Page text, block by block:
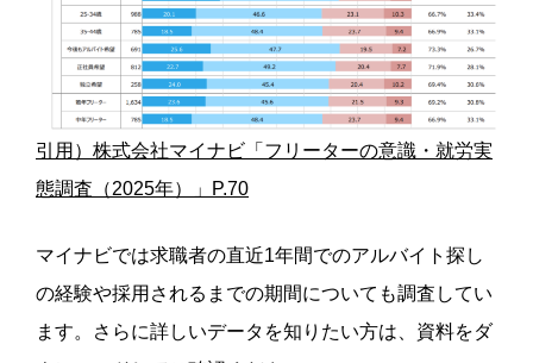
引用）株式会社マイナビ「フリーターの意識・就労実
態調査（2025年）」P.70
マイナビでは求職者の直近1年間でのアルバイト探し
の経験や採用されるまでの期間についても調査してい
ます。さらに詳しいデータを知りたい方は、資料をダ